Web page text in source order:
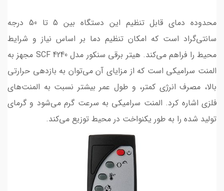
محدوده دمای قابل تنظیم این دستگاه بین 5 تا 50 درجه
سانتی‌گراد است که امکان تنظیم دما بر اساس نیاز و شرایط
محیط را فراهم می‌کند. هیتر برقی سنکور مدل SCF 4240 مجهز به
المنت سرامیکی است که از مزایای آن می‌توان به بازدهی حرارتی
بالا، مصرف انرژی کمتر، و طول عمر بیشتر نسبت به المنت‌های
فلزی اشاره کرد. المنت سرامیکی به سرعت گرم می‌شود و گرمای
تولید شده را به طور یکنواخت در محیط توزیع می‌کند.